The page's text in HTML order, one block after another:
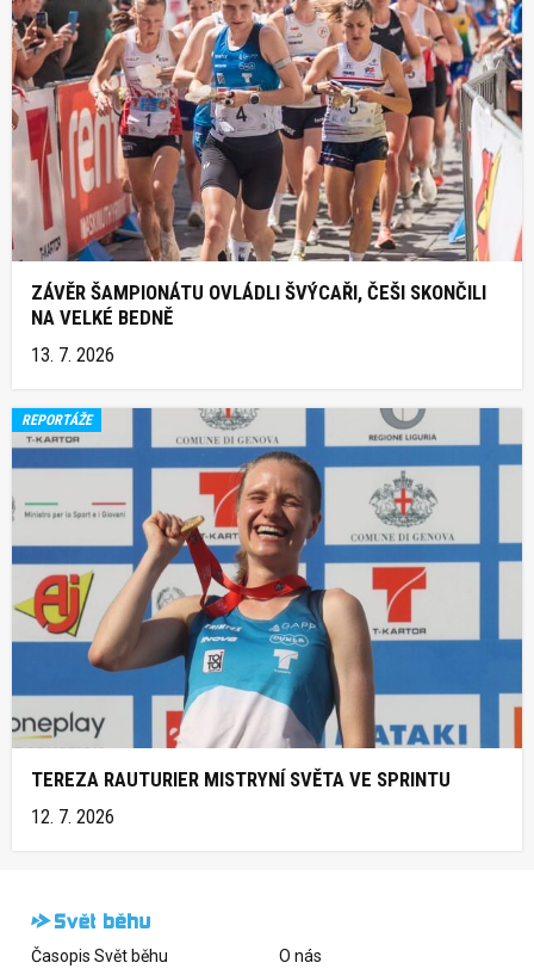
ZÁVĚR ŠAMPIONÁTU OVLÁDLI ŠVÝCAŘI, ČEŠI SKONČILI
NA VELKÉ BEDNĚ
13. 7. 2026
REPORTÁŽE
TEREZA RAUTURIER MISTRYNÍ SVĚTA VE SPRINTU
12. 7. 2026
Časopis Svět běhu O nás